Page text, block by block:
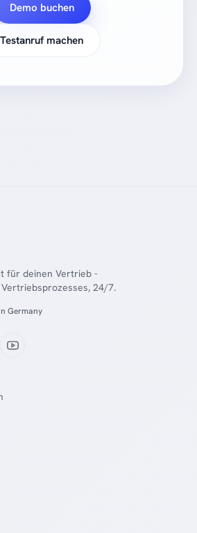
Demo buchen
Testanruf machen
für deinen Vertrieb -
24/7.
Germany